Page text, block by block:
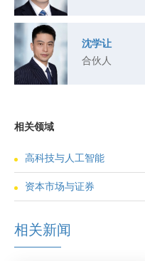
沈学让
合伙人
相关领域
高科技与人工智能
资本市场与证券
相关新闻